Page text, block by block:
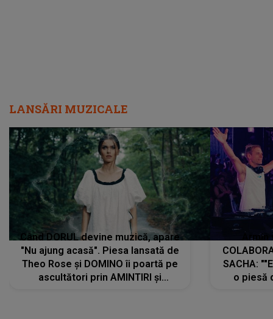
LANSĂRI MUZICALE
Când DORUL devine muzică, apare
"Nu ajung acasă". Piesa lansată de
Theo Rose și DOMINO îi poartă pe
ascultători prin AMINTIRI și
SACHA:
o piesă